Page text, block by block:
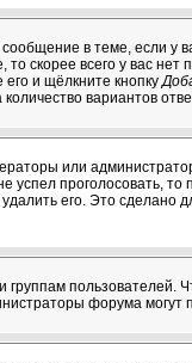
в теме, если
то скорее всего у вас
его и щёлкните кнопку
вариантов
или
успел проголосовать,
его. Это сделано
пользователей.
форума могут